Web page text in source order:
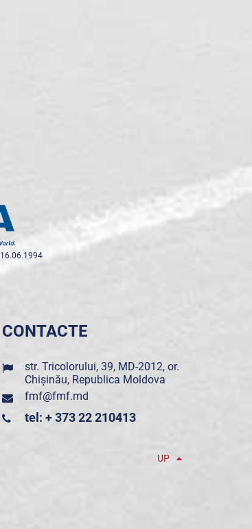
16.06.1994
CONTACTE
str. Tricolorului, 39, MD-2012, or.
Chișinău, Republica Moldova
fmf@fmf.md
tel: + 373 22 210413
UP